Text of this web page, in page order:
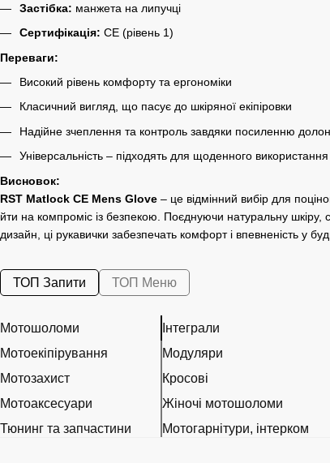
Застібка: манжета на липучці
Сертифікація: CE (рівень 1)
Переваги:
Високий рівень комфорту та ергономіки
Класичний вигляд, що пасує до шкіряної екіпіровки
Надійне зчеплення та контроль завдяки посиленню
Універсальність – підходять для щоденного використання
Висновок:
RST Matlock CE Mens Glove – це відмінний вибір для
йти на компроміс із безпекою. Поєднуючи натуральну шкіру,
дизайн, ці рукавички забезпечать комфорт і впевненість у
ТОП Запити ТОП Меню
Мотошоломи
Мотоекіпірування
Мотозахист
Мотоаксесуари
Тюнинг та запчастини
Інтеграли
Модуляри
Кросові
Жіночі мотошоломи
Мотогарнітури, інтерком